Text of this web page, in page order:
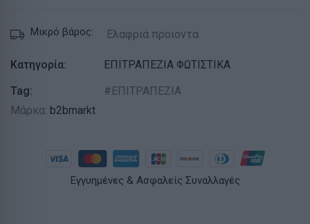
Μικρό βάρος: Ελαφριά προιοντα
Κατηγορία:
ΕΠΙΤΡΑΠΕΖΙΑ ΦΩΤΙΣΤΙΚΑ
Tag:
ΕΠΙΤΡΑΠΕΖΙΑ
Μάρκα: b2bmarkt
Εγγυημένες & Ασφαλείς Συναλλαγές